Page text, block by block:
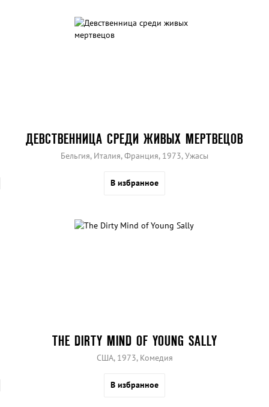
ДЕВСТВЕННИЦА СРЕДИ ЖИВЫХ МЕРТВЕЦОВ
Бельгия, Италия, Франция, 1973, Ужасы
В избранное
THE DIRTY MIND OF YOUNG SALLY
США, 1973, Комедия
В избранное